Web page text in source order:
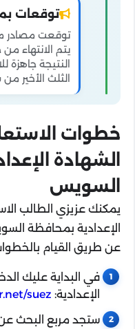
توقعات
توقعت مصادر
يتم الانتهاء
النتيجة جاهزة
الثلث الأخير من
خطوات
الشهادة
السويس
يمكنك عزيزي الطالب
الإعدادية بمحافظة
عن طريق القيام بالخطوات
في البداية عليك
الإعدادية: suez/
ستجد مربع البحث